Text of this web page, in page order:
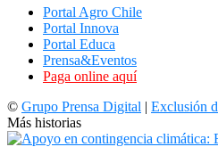
Portal Agro Chile
Portal Innova
Portal Educa
Prensa&Eventos
Paga online aquí
© Grupo Prensa Digital | Exclusión
Más historias